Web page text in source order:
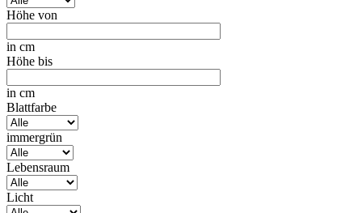
Höhe von
in cm
Höhe bis
in cm
Blattfarbe
immergrün
Lebensraum
Licht